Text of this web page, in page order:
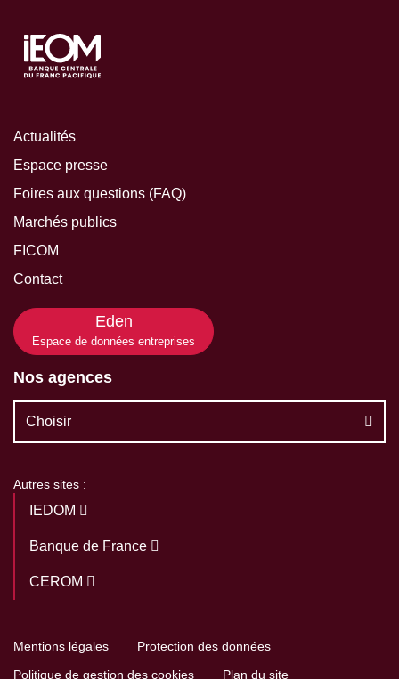
Actualités
Espace presse
Foires aux questions (FAQ)
Marchés publics
FICOM
Contact
Eden
Espace de données entreprises
Nos agences
Choisir
Autres sites :
IEDOM
Banque de France
CEROM
Mentions légales
Protection des données
Politique de gestion des cookies
Plan du site